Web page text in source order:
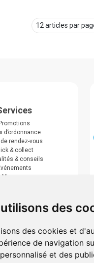
des
des cookies et
de navigation
et des
Promotions
d’ordonnance
de rendez-vous
& collect
& conseils
Marques